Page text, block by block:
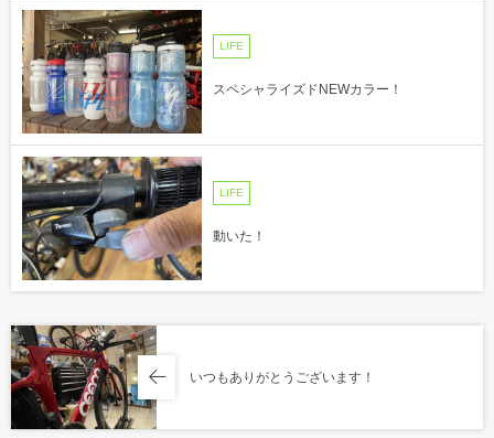
LIFE
スペシャライズドNEWカラー！
LIFE
動いた！
いつもありがとうございます！